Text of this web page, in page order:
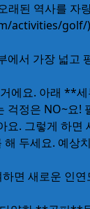
역사를 자
가장 넓고
에요. 아래 **
정은 NO~요!
그렇게 하면
두세요. 예상
면 새로운